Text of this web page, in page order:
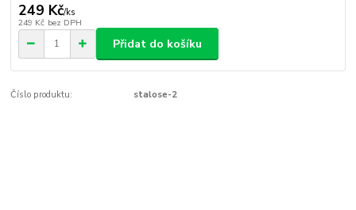
249 Kč/ks
249 Kč bez DPH
Přidat do košíku
Číslo produktu: stalose-2